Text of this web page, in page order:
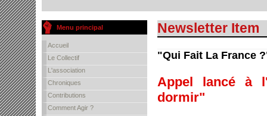
Menu principal
Accueil
Le Collectif
L'association
Chroniques
Contributions
Comment Agir ?
Newsletter Item
"Qui Fait La France
Appel lancé à
dormir"